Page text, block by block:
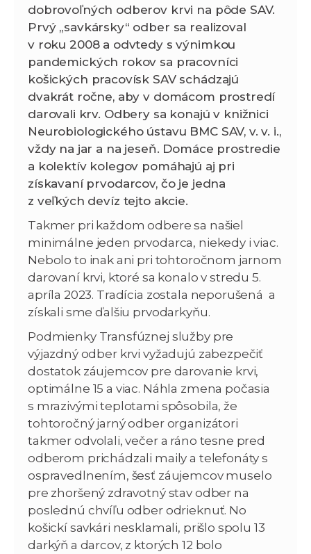
dobrovoľných odberov krvi na pôde SAV.
Prvý „savkársky“ odber sa realizoval
v roku 2008 a odvtedy s výnimkou
pandemických rokov sa pracovníci
košických pracovísk SAV schádzajú
dvakrát ročne, aby v domácom prostredí
darovali krv. Odbery sa konajú v knižnici
Neurobiologického ústavu BMC SAV, v. v. i.,
vždy na jar a na jeseň. Domáce prostredie
a kolektív kolegov pomáhajú aj pri
získavaní prvodarcov, čo je jedna
z veľkých devíz tejto akcie.
Takmer pri každom odbere sa našiel
minimálne jeden prvodarca, niekedy i viac.
Nebolo to inak ani pri tohtoročnom jarnom
darovaní krvi, ktoré sa konalo v stredu 5.
apríla 2023. Tradícia zostala neporušená a
získali sme ďalšiu prvodarkyňu.
Podmienky Transfúznej služby pre
výjazdný odber krvi vyžadujú zabezpečiť
dostatok záujemcov pre darovanie krvi,
optimálne 15 a viac. Náhla zmena počasia
s mrazivými teplotami spôsobila, že
tohtoročný jarný odber organizátori
takmer odvolali, večer a ráno tesne pred
odberom prichádzali maily a telefonáty s
ospravedlnením, šesť záujemcov muselo
pre zhoršený zdravotný stav odber na
poslednú chvíľu odber odrieknuť. No
košickí savkári nesklamali, prišlo spolu 13
darkýň a darcov, z ktorých 12 bolo